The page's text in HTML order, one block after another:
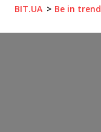
BIT.UA Be in trend